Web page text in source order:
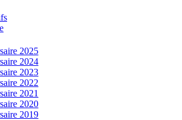
2025
2024
2023
2022
2021
2020
2019